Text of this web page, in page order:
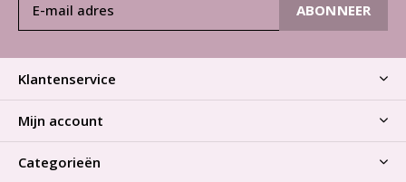
ABONNEER
Klantenservice
Mijn account
Categorieën